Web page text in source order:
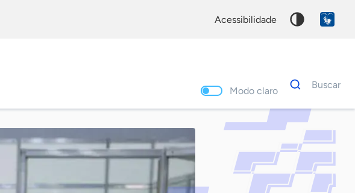
acessibilidade
Modo claro
Dados
para
Buscar
Palavra
chave